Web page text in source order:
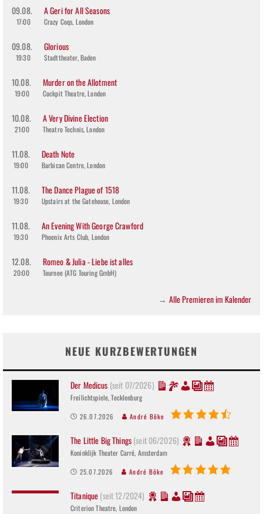
09.08.
17:00
A Geri for All Seasons
Crazy Coqs, London
09.08.
19:30
Glorious
Stadttheater, Baden
10.08.
19:00
Murder on the Allotment
Cockpit Theatre, London
10.08.
21:00
A Very Divine Election
Theatro Technis, London
11.08.
19:00
Death Note
Barbican Centre, London
11.08.
19:30
The Dance Plague of 1518
Upstairs at the Gatehouse, London
11.08.
19:30
An Evening With George Crawford
Phoenix Arts Club, London
12.08.
20:00
Romeo & Julia - Liebe ist alles
Tournee (ATG Touring GmbH)
→ Alle Premieren im Kalender
NEUE KURZBEWERTUNGEN
Der Medicus (seit 07/2026)
Freilichtspiele, Tecklenburg
26.07.2026 André Böke
The Little Big Things(seit 06/2026)
Koninklijk Theater Carré, Amsterdam
25.07.2026 André Böke
Titanique(seit 12/2024)
Criterion Theatre, London